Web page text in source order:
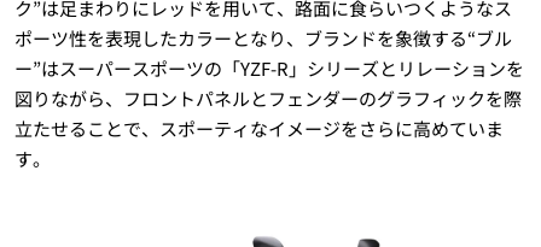
ク”は足まわりにレッドを用いて、路面に食らいつくようなス
ポーツ性を表現したカラーとなり、ブランドを象徴する“ブル
ー”はスーパースポーツの「YZF-R」シリーズとリレーションを
図りながら、フロントパネルとフェンダーのグラフィックを際
立たせることで、スポーティなイメージをさらに高めていま
す。